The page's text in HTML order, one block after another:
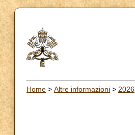
Home > Altre informazioni > 2026